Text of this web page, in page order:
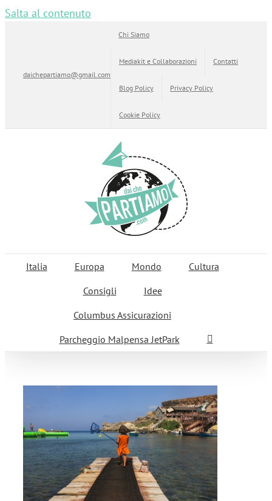
Salta al contenuto
daichepartiamo@gmail.com
Chi Siamo
Mediakit e Collaborazioni Contatti
Blog Policy Privacy Policy
Cookie Policy
Italia Europa Mondo
Cultura
Consigli
Idee
Columbus Assicurazioni
Parcheggio Malpensa JetPark